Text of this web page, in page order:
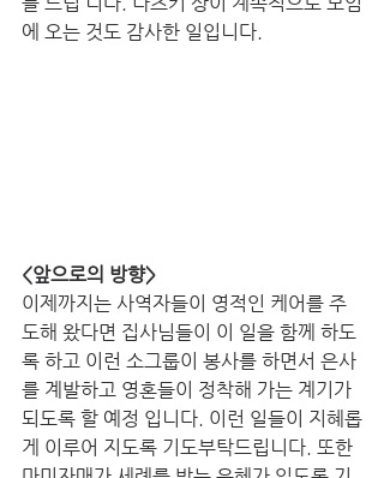
에 오는 것도 감사한 일입니다.
<앞으로의 방향>
이제까지는 사역자들이 영적인 케어를 주
도해 왔다면 집사님들이 이 일을 함께 하도
록 하고 이런 소그룹이 봉사를 하면서 은사
를 계발하고 영혼들이 정착해 가는 계기가
되도록 할 예정 입니다. 이런 일들이 지혜롭
게 이루어 지도록 기도부탁드립니다. 또한